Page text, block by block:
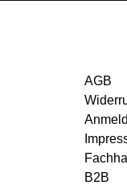
AGB
B2B